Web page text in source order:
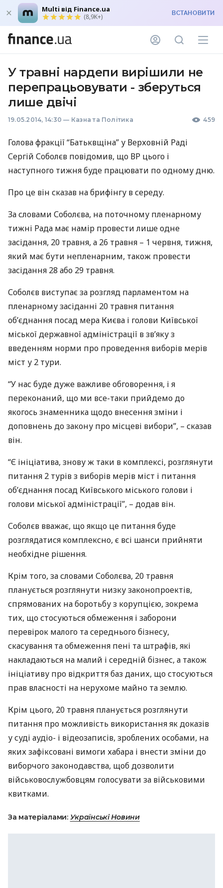
Multi від Finance.ua
(8,9K+) ВСТАНОВИТИ
У травні нардепи вирішили не
перепрацьовувати - зберуться
лише двічі
19.05.2014, 14:30 — Казна та Політика 459
Голова фракції “Батьквщіна” у Верховній Раді
Сергій Соболєв повідомив, що ВР цього і
наступного тижня буде працювати по одному дню.
Про це він сказав на брифінгу в середу.
За словами Соболєва, на поточному пленарному
тижні Рада має намір провести лише одне
засідання, 20 травня, а 26 травня – 1 червня, тижня,
який має бути непленарним, також провести
засідання 28 або 29 травня.
Соболєв виступає за розгляд парламентом на
пленарному засіданні 20 травня питання
об’єднання посад мера Києва і голови Київської
міської державної адміністрації в зв’яку з
введенням норми про проведення виборів мерів
міст у 2 тури.
“У нас буде дуже важливе обговорення, і я
переконаний, що ми все-таки прийдемо до
якогось знаменника щодо внесення зміни і
доповнень до закону про місцеві вибори”, – сказав
він.
“Є ініціатива, знову ж таки в комплексі, розглянути
питання 2 турів з виборів мерів міст і питання
об’єднання посад Київського міського голови і
голови міської адміністрації”, – додав він.
Соболєв вважає, що якщо це питання буде
розглядатися комплексно, є всі шанси прийняти
необхідне рішення.
Крім того, за словами Соболєва, 20 травня
планується розглянути низку законопроектів,
спрямованих на боротьбу з корупцією, зокрема
тих, що стосуються обмеження і заборони
перевірок малого та середнього бізнесу,
скасування та обмеження пені та штрафів, які
накладаються на малий і середній бізнес, а також
ініціативу про відкриття баз даних, що стосуються
прав власності на нерухоме майно та землю.
Крім цього, 20 травня планується розглянути
питання про можливість використання як доказів
у суді аудіо- і відеозаписів, зроблених особами, на
яких зафіксовані вимоги хабара і внести зміни до
виборчого законодавства, щоб дозволити
військовослужбовцям голосувати за військовими
квитками.
За матеріалами: Українські Новини